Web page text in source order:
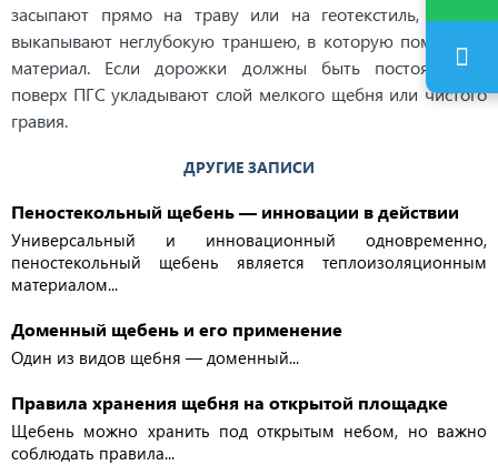
засыпают прямо на траву или на геотекстиль, иногда
выкапывают неглубокую траншею, в которую помещают
материал. Если дорожки должны быть постоянными,
поверх ПГС укладывают слой мелкого щебня или чистого
гравия.
ДРУГИЕ ЗАПИСИ
Пеностекольный щебень — инновации в действии
Универсальный и инновационный одновременно,
пеностекольный щебень является теплоизоляционным
материалом...
Доменный щебень и его применение
Один из видов щебня — доменный...
Правила хранения щебня на открытой площадке
Щебень можно хранить под открытым небом, но важно
соблюдать правила...